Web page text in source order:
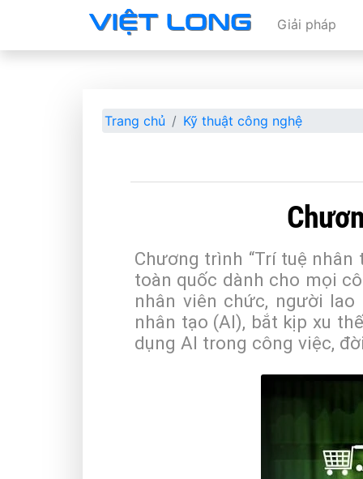
Giải pháp
Trang chủ Kỹ thuật công nghệ
Chương trình “Trí tuệ
toàn quốc dành cho mọi
nhân viên chức, người
nhân tạo (AI), bắt kịp xu
dụng AI trong công việc,